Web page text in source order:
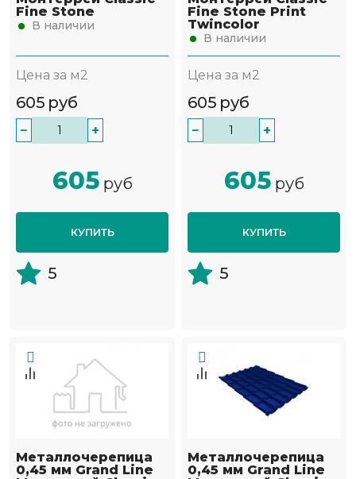
Fine Stone
В наличии
Цена за м2
605 руб
− +
605руб
КУПИТЬ
5
Fine Stone Print
Twincolor
В наличии
Цена за м2
605 руб
− +
605руб
КУПИТЬ
5
Металлочерепица
0,45 мм Grand Line
Металлочерепица
0,45 мм Grand Line